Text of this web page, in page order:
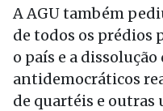
A AGU também
de todos os prédios
o país e a dissolução
antidemocráticos
de quartéis e outras